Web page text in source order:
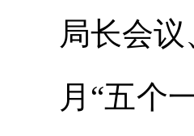
局长会
月“五个